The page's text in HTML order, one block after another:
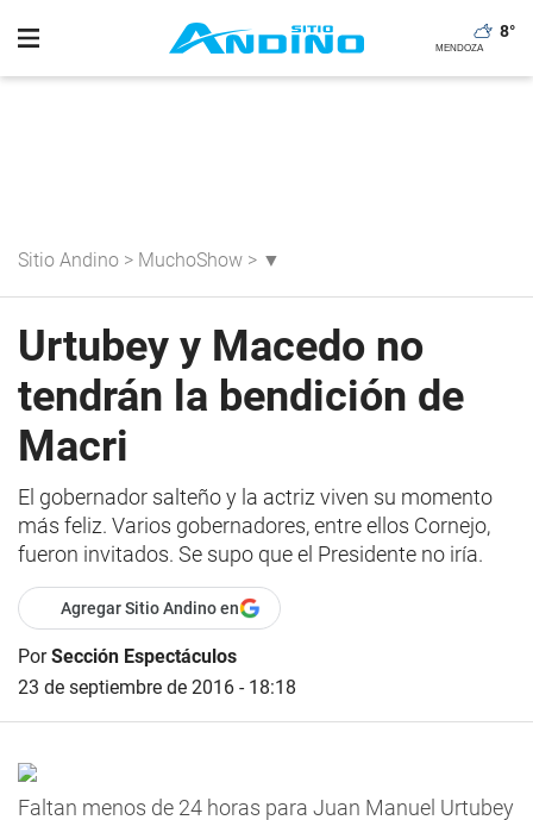
8°
Sitio Andino > MuchoShow > ▼
Urtubey y Macedo no
tendrán la bendición de
Macri
El gobernador salteño y la actriz viven su momento
más feliz. Varios gobernadores, entre ellos Cornejo,
fueron invitados. Se supo que el Presidente no iría.
Agregar Sitio Andino en
PorSección Espectáculos
23 de septiembre de 2016 - 18:18
Faltan menos de 24 horas para Juan Manuel Urtubey